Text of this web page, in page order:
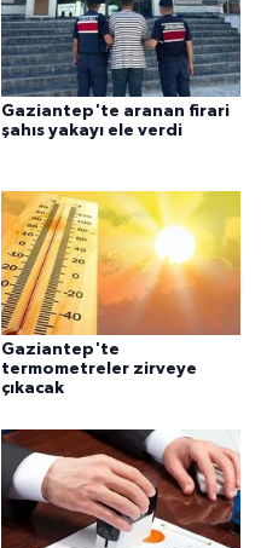
Gaziantep'te aranan firari
şahıs yakayı ele verdi
Gaziantep'te
termometreler zirveye
çıkacak